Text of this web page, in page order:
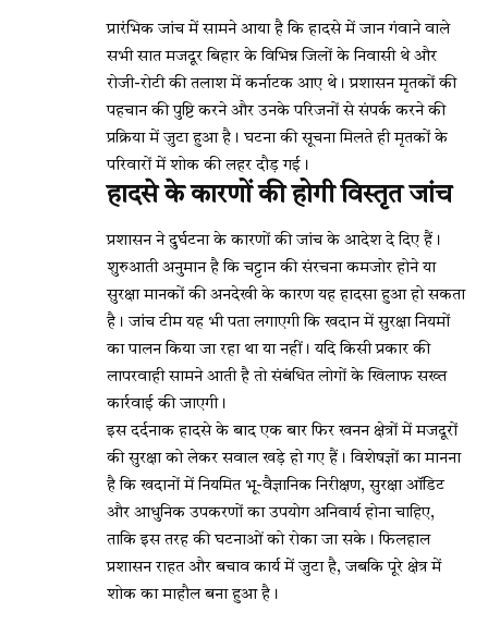
प्रारंभिक जांच में सामने आया है कि हादसे में जान गंवाने वाले
सभी सात मजदूर बिहार के विभिन्न जिलों के निवासी थे और
रोजी-रोटी की तलाश में कर्नाटक आए थे। प्रशासन मृतकों की
पहचान की पुष्टि करने और उनके परिजनों से संपर्क करने की
प्रक्रिया में जुटा हुआ है। घटना की सूचना मिलते ही मृतकों के
परिवारों में शोक की लहर दौड़ गई।
हादसे के कारणों की होगी विस्तृत जांच
प्रशासन ने दुर्घटना के कारणों की जांच के आदेश दे दिए हैं।
शुरुआती अनुमान है कि चट्टान की संरचना कमजोर होने या
सुरक्षा मानकों की अनदेखी के कारण यह हादसा हुआ हो सकता
है। जांच टीम यह भी पता लगाएगी कि खदान में सुरक्षा नियमों
का पालन किया जा रहा था या नहीं। यदि किसी प्रकार की
लापरवाही सामने आती है तो संबंधित लोगों के खिलाफ सख्त
कार्रवाई की जाएगी।
इस दर्दनाक हादसे के बाद एक बार फिर खनन क्षेत्रों में मजदूरों
की सुरक्षा को लेकर सवाल खड़े हो गए हैं। विशेषज्ञों का मानना
है कि खदानों में नियमित भू-वैज्ञानिक निरीक्षण, सुरक्षा ऑडिट
और आधुनिक उपकरणों का उपयोग अनिवार्य होना चाहिए,
ताकि इस तरह की घटनाओं को रोका जा सके। फिलहाल
प्रशासन राहत और बचाव कार्य में जुटा है, जबकि पूरे क्षेत्र में
शोक का माहौल बना हुआ है।